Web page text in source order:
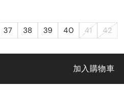
37 38 39 40 41 42
加入購物車